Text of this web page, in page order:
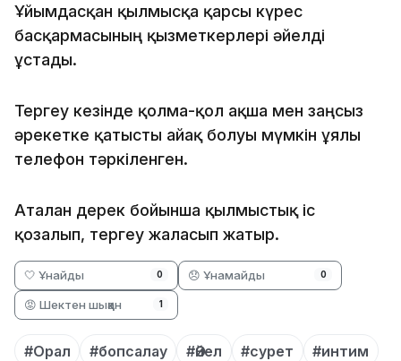
Ұйымдасқан қылмысқа қарсы күрес
басқармасының қызметкерлері әйелді
ұстады.
Тергеу кезінде қолма-қол ақша мен заңсыз
әрекетке қатысты айғақ болуы мүмкін ұялы
телефон тәркіленген.
Аталған дерек бойынша қылмыстық іс
қозғалып, тергеу жалғасып жатыр.
🤍 Ұнайды 0 😞 Ұнамайды 0
😡 Шектен шыққан 1
#Орал #бопсалау #Әйел #сурет #интим